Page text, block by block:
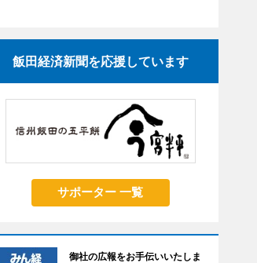
飯田経済新聞を応援しています
サポーター 一覧
御社の広報をお手伝いいたしま